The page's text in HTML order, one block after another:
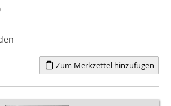
Zum Merkzettel hinzufügen